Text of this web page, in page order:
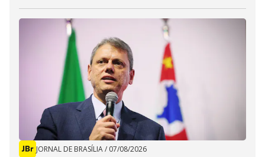
JORNAL DE BRASÍLIA/ 07/08/2026